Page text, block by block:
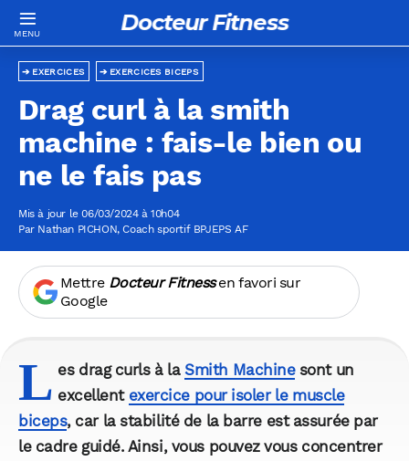
Docteur Fitness
EXERCICES BICEPS
EXERCICES
Drag curl à la smith
machine : fais-le bien ou
ne le fais pas
Mis à jour le 06/03/2024 à 10h04
Par Nathan PICHON, Coach sportif BPJEPS AF
Mettre Docteur Fitnessen favori sur
Google
L es drag curls à laSmith Machinesont un
excellent exercice pour isoler le muscle
biceps, car la stabilité de la barre est assurée par
le cadre guidé. Ainsi, vous pouvez vous concentrer